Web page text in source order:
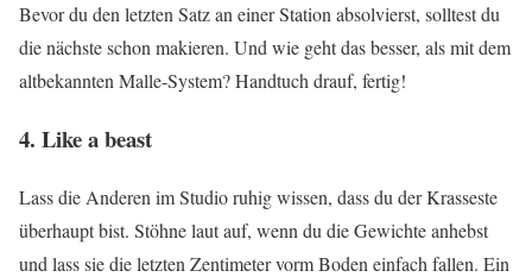
Bevor du den letzten Satz an einer Station absolvierst, solltest du
die nächste schon makieren. Und wie geht das besser, als mit dem
altbekannten Malle-System? Handtuch drauf, fertig!
4. Like a beast
Lass die Anderen im Studio ruhig wissen, dass du der Krasseste
überhaupt bist. Stöhne laut auf, wenn du die Gewichte anhebst
und lass sie die letzten Zentimeter vorm Boden einfach fallen. Ein